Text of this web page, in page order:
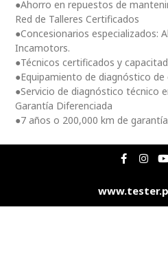
●Ahorro en repuestos de
Red de Talleres Certificados
●Concesionarios
Incamotors.
●Técnicos certificados y
●Equipamiento de diagnóstico de
●Servicio de diagnóstico técnico
Garantía Diferenciada
●7 años o 200,000 km de
F
a
e
b
o
I
n
t
a
g
Y
o
t
u
www.tester.pe